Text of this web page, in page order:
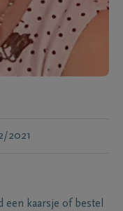
2021
kaarsje of bestel